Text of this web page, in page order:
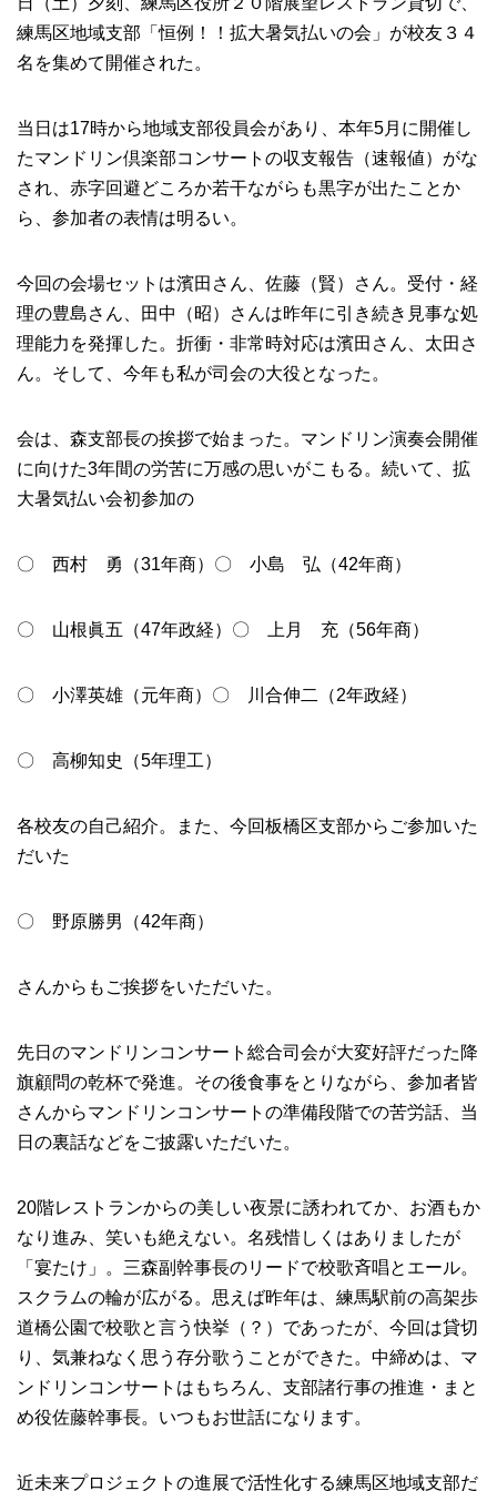
練馬区地域支部「恒例！！拡大暑気払いの会」が校友３４
名を集めて開催された。
当日は17時から地域支部役員会があり、本年5月に開催し
たマンドリン倶楽部コンサートの収支報告（速報値）がな
され、赤字回避どころか若干ながらも黒字が出たことか
ら、参加者の表情は明るい。
今回の会場セットは濱田さん、佐藤（賢）さん。受付・経
理の豊島さん、田中（昭）さんは昨年に引き続き見事な処
理能力を発揮した。折衝・非常時対応は濱田さん、太田さ
ん。そして、今年も私が司会の大役となった。
会は、森支部長の挨拶で始まった。マンドリン演奏会開催
に向けた3年間の労苦に万感の思いがこもる。続いて、拡
大暑気払い会初参加の
〇 西村 勇（31年商）〇 小島 弘（42年商）
〇 山根眞五（47年政経）〇 上月 充（56年商）
〇 小澤英雄（元年商）〇 川合伸二（2年政経）
〇 高柳知史（5年理工）
各校友の自己紹介。また、今回板橋区支部からご参加いた
だいた
〇 野原勝男（42年商）
さんからもご挨拶をいただいた。
先日のマンドリンコンサート総合司会が大変好評だった降
旗顧問の乾杯で発進。その後食事をとりながら、参加者皆
さんからマンドリンコンサートの準備段階での苦労話、当
日の裏話などをご披露いただいた。
20階レストランからの美しい夜景に誘われてか、お酒もか
なり進み、笑いも絶えない。名残惜しくはありましたが
「宴たけ」。三森副幹事長のリードで校歌斉唱とエール。
スクラムの輪が広がる。思えば昨年は、練馬駅前の高架歩
道橋公園で校歌と言う快挙（？）であったが、今回は貸切
り、気兼ねなく思う存分歌うことができた。中締めは、マ
ンドリンコンサートはもちろん、支部諸行事の推進・まと
め役佐藤幹事長。いつもお世話になります。
近未来プロジェクトの進展で活性化する練馬区地域支部だ